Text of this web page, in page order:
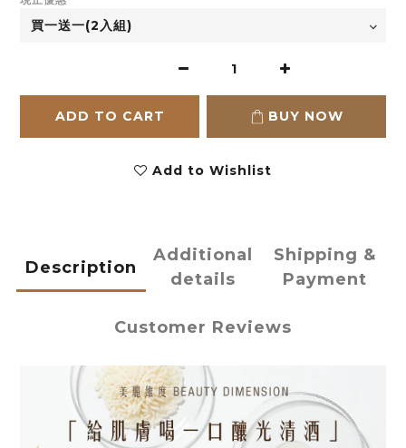
ADD TO CART BUY NOW
Add to Wishlist
Description
Additional
details
Shipping &
Payment
Customer Reviews